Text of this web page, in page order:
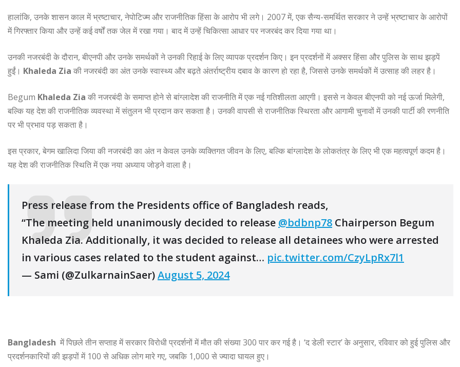
हालांकि, उनके शासन काल में भ्रष्टाचार, नेपोटिज्म और राजनीतिक हिंसा के आरोप भी लगे। 2007 में, एक सैन्य-समर्थित सरकार ने उन्हें भ्रष्टाचार के आरोपों
में गिरफ्तार किया और उन्हें कई वर्षों तक जेल में रखा गया। बाद में उन्हें चिकित्सा आधार पर नजरबंद कर दिया गया था।
उनकी नजरबंदी के दौरान, बीएनपी और उनके समर्थकों ने उनकी रिहाई के लिए व्यापक प्रदर्शन किए। इन प्रदर्शनों में अक्सर हिंसा और पुलिस के साथ झड़पें
हुईं। Khaleda Zia की नजरबंदी का अंत उनके स्वास्थ्य और बढ़ते अंतर्राष्ट्रीय दबाव के कारण हो रहा है, जिससे उनके समर्थकों में उत्साह की लहर है।
Begum Khaleda Zia की नजरबंदी के समाप्त होने से बांग्लादेश की राजनीति में एक नई गतिशीलता आएगी। इससे न केवल बीएनपी को नई ऊर्जा मिलेगी,
बल्कि यह देश की राजनीतिक व्यवस्था में संतुलन भी प्रदान कर सकता है। उनकी वापसी से राजनीतिक स्थिरता और आगामी चुनावों में उनकी पार्टी की रणनीति
पर भी प्रभाव पड़ सकता है।
इस प्रकार, बेगम खालिदा जिया की नजरबंदी का अंत न केवल उनके व्यक्तिगत जीवन के लिए, बल्कि बांग्लादेश के लोकतंत्र के लिए भी एक महत्वपूर्ण कदम है।
यह देश की राजनीतिक स्थिति में एक नया अध्याय जोड़ने वाला है।
Press release from the Presidents office of Bangladesh reads,
“The meeting held unanimously decided to release @bdbnp78 Chairperson Begum
Khaleda Zia. Additionally, it was decided to release all detainees who were arrested
in various cases related to the student against… pic.twitter.com/CzyLpRx7l1
— Sami (@ZulkarnainSaer)August 5, 2024
Bangladesh में पिछले तीन सप्ताह में सरकार विरोधी प्रदर्शनों में मौत की संख्या 300 पार कर गई है। ‘द डेली स्टार’ के अनुसार, रविवार को हुई पुलिस और
प्रदर्शनकारियों की झड़पों में 100 से अधिक लोग मारे गए, जबकि 1,000 से ज्यादा घायल हुए।